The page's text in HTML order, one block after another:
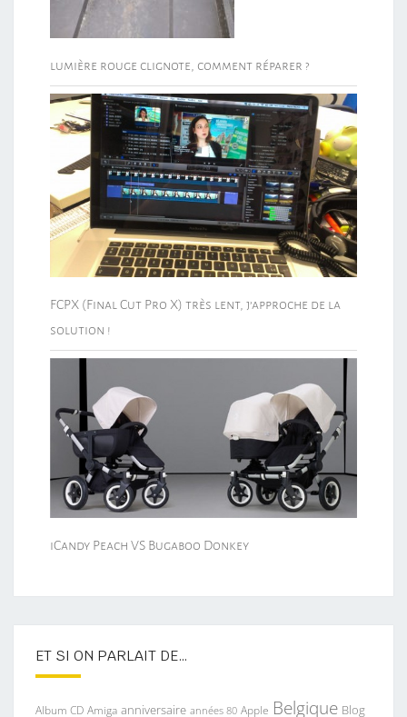
lumière rouge clignote, comment réparer ?
FCPX (Final Cut Pro X) très lent, j’approche de la
solution !
iCandy Peach VS Bugaboo Donkey
ET SI ON PARLAIT DE…
Album CD Amiga anniversaire années 80 Apple Belgique Blog